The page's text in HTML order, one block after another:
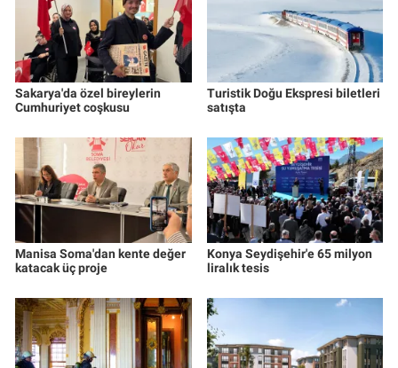
Sakarya'da özel bireylerin
Cumhuriyet coşkusu
Turistik Doğu Ekspresi biletleri
satışta
Manisa Soma'dan kente değer
katacak üç proje
Konya Seydişehir'e 65 milyon
liralık tesis